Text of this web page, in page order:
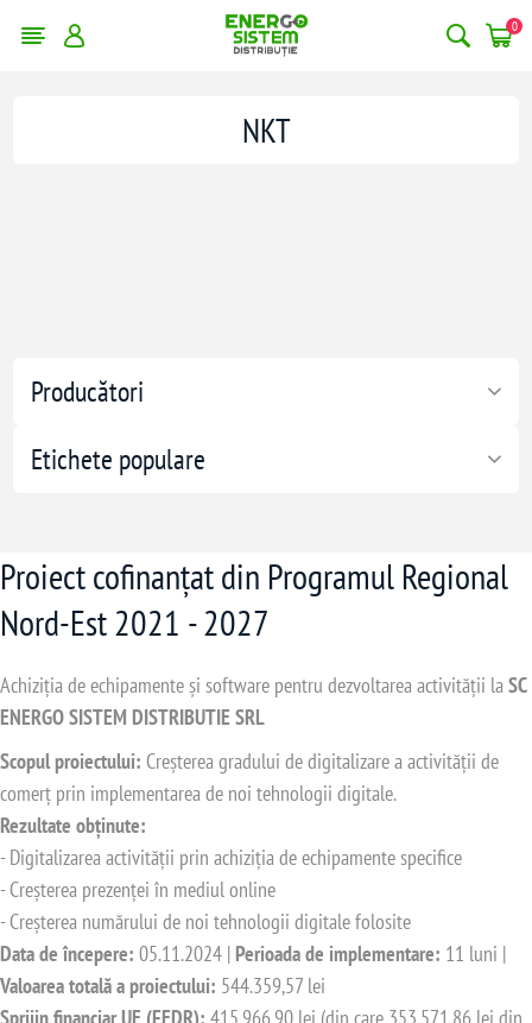
0
Producători
Etichete populare
NKT
Proiect cofinanțat din Programul Regional
Nord-Est 2021 - 2027
Achiziția de echipamente și software pentru dezvoltarea activității laSC
ENERGO SISTEM DISTRIBUTIE SRL
Scopul proiectului: Creșterea gradului de digitalizare a activității de
comerț prin implementarea de noi tehnologii digitale.
Rezultate obținute:
- Digitalizarea activității prin achiziția de echipamente specifice
- Creșterea prezenței în mediul online
- Creșterea numărului de noi tehnologii digitale folosite
Data de începere: 05.11.2024 | Perioada de implementare: 11 luni |
Valoarea totală a proiectului: 544.359,57 lei